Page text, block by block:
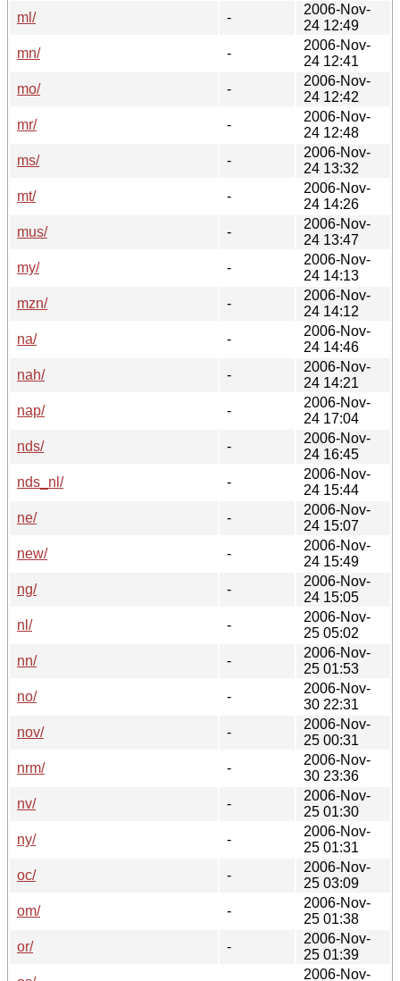
ml/
-
2006-Nov-
24 12:49
mn/
-
2006-Nov-
24 12:41
mo/
-
2006-Nov-
24 12:42
mr/
-
2006-Nov-
24 12:48
ms/
-
2006-Nov-
24 13:32
mt/
-
2006-Nov-
24 14:26
mus/
-
2006-Nov-
24 13:47
my/
-
2006-Nov-
24 14:13
mzn/
-
2006-Nov-
24 14:12
na/
-
2006-Nov-
24 14:46
nah/
-
2006-Nov-
24 14:21
nap/
-
2006-Nov-
24 17:04
nds/
-
2006-Nov-
24 16:45
nds_nl/
-
2006-Nov-
24 15:44
ne/
-
2006-Nov-
24 15:07
new/
-
2006-Nov-
24 15:49
ng/
-
2006-Nov-
24 15:05
nl/
-
2006-Nov-
25 05:02
nn/
-
2006-Nov-
25 01:53
no/
-
2006-Nov-
30 22:31
nov/
-
2006-Nov-
25 00:31
nrm/
-
2006-Nov-
30 23:36
nv/
-
2006-Nov-
25 01:30
ny/
-
2006-Nov-
25 01:31
oc/
-
2006-Nov-
25 03:09
om/
-
2006-Nov-
25 01:38
or/
-
2006-Nov-
25 01:39
2006-Nov-